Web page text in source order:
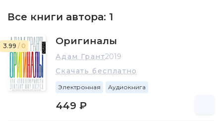
Все книги автора: 1
3.99 / 0 Оригиналы
Адам Грант2019
Скачать бесплатно
Электронная Аудиокнига
449 ₽